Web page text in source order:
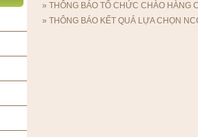
» THÔNG BÁO TỔ CHỨC CHÀO HÀNG
» THÔNG BÁO KẾT QUẢ LỰA CHỌN